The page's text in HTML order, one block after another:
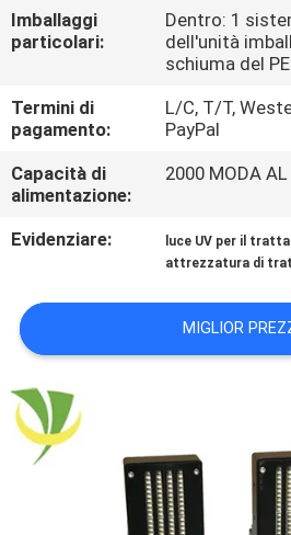
CONTATTICI
NOTIZIE
RICHIEDA
UNA
MAPPA
DEL
SITO
PRIVACY
Imballaggi
particolari:
Dentro: 1
dell'unità
schiuma del
Termini di
pagamento:
L/C, T/T,
PayPal
Capacità di
alimentazione:
2000 MODA AL
Evidenziare: luce UV per il
attrezzatura di
MIGLIOR